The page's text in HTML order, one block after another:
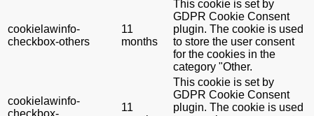
cookielawinfo-
checkbox-others
11
months
This cookie is set by
GDPR Cookie Consent
plugin. The cookie is used
to store the user consent
for the cookies in the
category "Other.
cookielawinfo-
11
This cookie is set by
GDPR Cookie Consent
plugin. The cookie is used